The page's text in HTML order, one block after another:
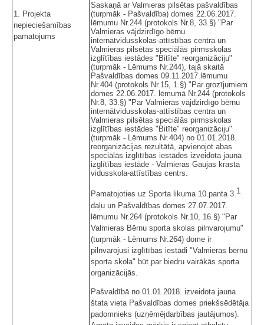
1. Projekta
nepieciešamības
pamatojums
Saskaņā ar Valmieras pilsētas pašvaldības
(turpmāk - Pašvaldība) domes 22.06.2017.
lēmumu Nr.244 (protokols Nr.8, 33.§) "Par
Valmieras vājdzirdīgo bērnu
internātvidusskolas-attīstības centra un
Valmieras pilsētas speciālās pirmsskolas
izglītības iestādes "Bitīte" reorganizāciju"
(turpmāk - Lēmums Nr.244), tajā skaitā
Pašvaldības domes 09.11.2017.lēmumu
Nr.404 (protokols Nr.15, 1.§) "Par grozījumiem
domes 22.06.2017. lēmumā Nr.244 (protokols
Nr.8, 33.§) "Par Valmieras vājdzirdīgo bērnu
internātvidusskolas-attīstības centra un
Valmieras pilsētas speciālās pirmsskolas
izglītības iestādes "Bitīte" reorganizāciju"
(turpmāk - Lēmums Nr.404) no 01.01.2018.
reorganizācijas rezultātā, apvienojot abas
speciālās izglītības iestādes izveidota jauna
izglītības iestāde - Valmieras Gaujas krasta
vidusskola-attīstības centrs.
Pamatojoties uz Sporta likuma 10.panta 3.1
daļu un Pašvaldības domes 27.07.2017.
lēmumu Nr.264 (protokols Nr.10, 16.§) "Par
Valmieras Bērnu sporta skolas pilnvarojumu"
(turpmāk - Lēmums Nr.264) dome ir
pilnvarojusi izglītības iestādi "Valmieras bērnu
sporta skola" būt par biedru vairākās sporta
organizācijās.
Pašvaldībā no 01.01.2018. izveidota jauna
štata vieta Pašvaldības domes priekšsēdētāja
padomnieks (uzņēmējdarbības jautājumos).